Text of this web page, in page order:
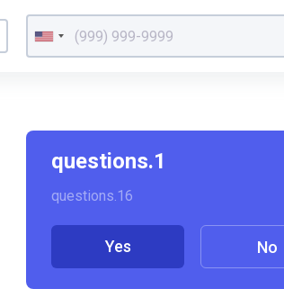
questions.1
questions.16
Yes No